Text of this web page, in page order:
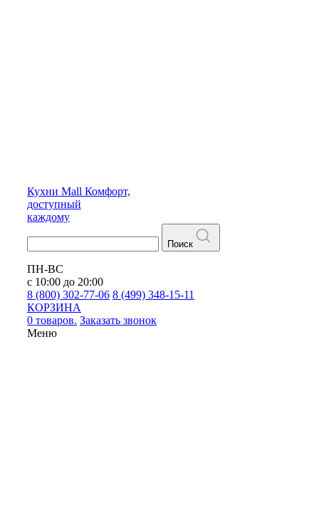
Кухни Mall Комфорт,
доступный
каждому
Поиск
ПН-ВС
с 10:00 до 20:00
8 (800) 302-77-06 8 (499) 348-15-11
КОРЗИНА
0 товаров. Заказать звонок
Меню